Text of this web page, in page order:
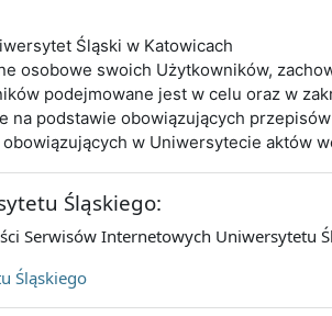
Śląski w Katowicach
osobowe swoich Użytkowników,
podejmowane jest w celu oraz w
na podstawie obowiązujących
w Uniwersytecie aktów
Śląskiego:
Serwisów Internetowych Uniwersytetu
Śląskiego